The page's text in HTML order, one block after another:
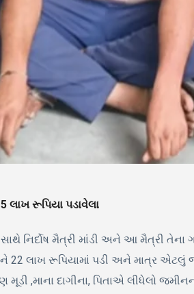
લાખ રૂપિયા પડાવેલા
નિર્દોષ મૈત્રી માંડી અને આ મૈત્રી
22 લાખ રૂપિયામાં પડી અને માત્ર
,માના દાગીના, પિતાએ લીધેલો